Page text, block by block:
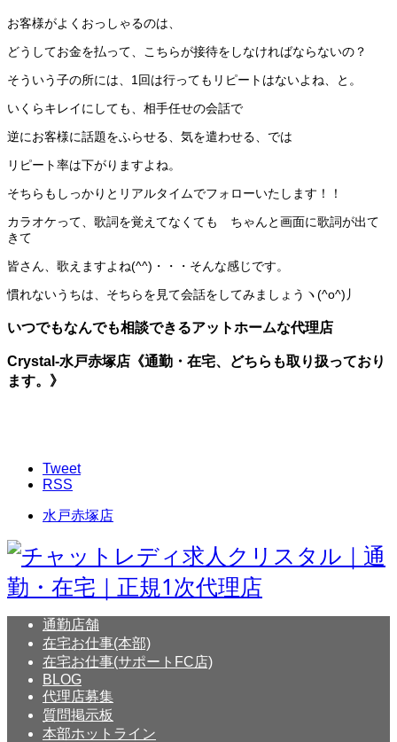
お客様がよくおっしゃるのは、
どうしてお金を払って、こちらが接待をしなければならないの？
そういう子の所には、1回は行ってもリピートはないよね、と。
いくらキレイにしても、相手任せの会話で
逆にお客様に話題をふらせる、気を遣わせる、では
リピート率は下がりますよね。
そちらもしっかりとリアルタイムでフォローいたします！！
カラオケって、歌詞を覚えてなくても ちゃんと画面に歌詞が出て
きて
皆さん、歌えますよね(^^)・・・そんな感じです。
慣れないうちは、そちらを見て会話をしてみましょうヽ(^o^)丿
いつでもなんでも相談できるアットホームな代理店
Crystal-水戸赤塚店《通勤・在宅、どちらも取り扱っており
ます。》
Tweet
RSS
水戸赤塚店
通勤店舗
在宅お仕事(本部)
在宅お仕事(サポートFC店)
BLOG
代理店募集
質問掲示板
本部ホットライン